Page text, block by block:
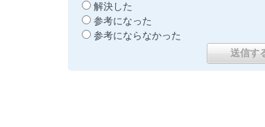
解決した
参考になった
参考にならなかった